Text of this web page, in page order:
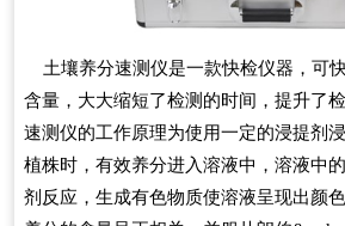
土壤养分速测仪是一款快检仪器，可
含量，大大缩短了检测的时间，提升了
速测仪的工作原理为使用一定的浸提剂
植株时，有效养分进入溶液中，溶液中
剂反应，生成有色物质使溶液呈现出颜